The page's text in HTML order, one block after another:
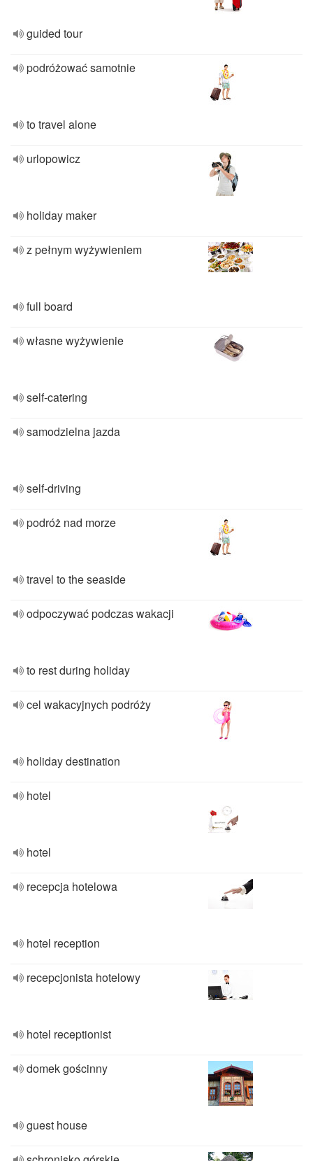
guided tour
podróżować samotnie
to travel alone
urlopowicz
holiday maker
z pełnym wyżywieniem
full board
własne wyżywienie
self-catering
samodzielna jazda
self-driving
podróż nad morze
travel to the seaside
odpoczywać podczas wakacji
to rest during holiday
cel wakacyjnych podróży
holiday destination
hotel
hotel
recepcja hotelowa
hotel reception
recepcjonista hotelowy
hotel receptionist
domek gościnny
guest house